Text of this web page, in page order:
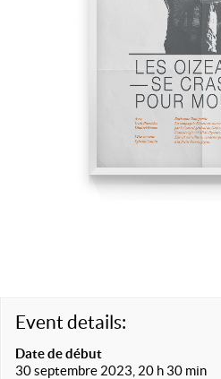
Event details:
Date de début
30 septembre 2023, 20 h 30 min